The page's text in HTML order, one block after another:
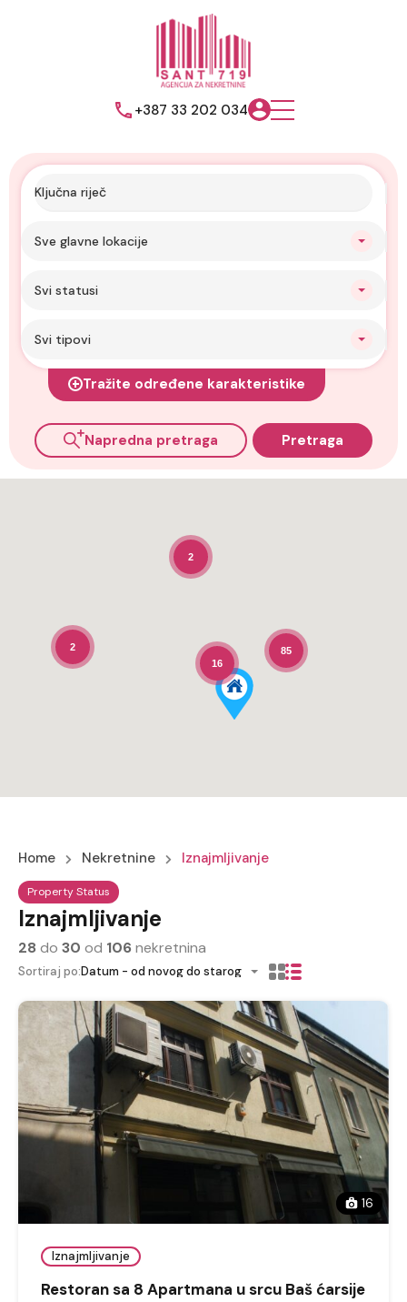
+387 33 202 034
Sve glavne lokacije
Svi statusi
Svi tipovi
Tražite određene karakteristike
Napredna pretraga Pretraga
85
16
2
2
Home Nekretnine Iznajmljivanje
Property Status
Iznajmljivanje
28 do 30 od 106nekretnina
Sortiraj po:Datum - od novog do starog
16
Iznajmljivanje
Restoran sa 8 Apartmana u srcu Baš ćarsije